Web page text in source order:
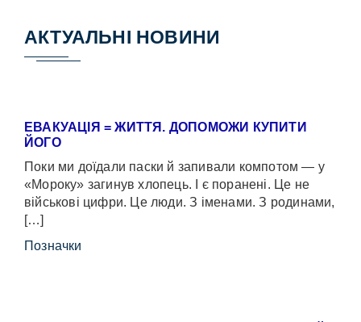
АКТУАЛЬНІ НОВИНИ
ЕВАКУАЦІЯ = ЖИТТЯ. ДОПОМОЖИ КУПИТИ
ЙОГО
Поки ми доїдали паски й запивали компотом — у
«Мороку» загинув хлопець. І є поранені. Це не
військові цифри. Це люди. З іменами. З родинами,
[…]
Позначки